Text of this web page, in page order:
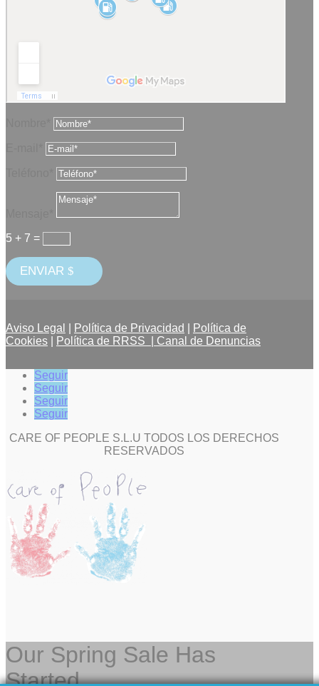
5 + 7 =
ENVIAR
Aviso Legal Política de Privacidad
Política de
Cookies
Política de RRSS | Canal de Denuncias
Seguir
Seguir
Seguir
Seguir
CARE OF PEOPLE S.L.U TODOS LOS DERECHOS
RESERVADOS
Our Spring Sale Has
Started